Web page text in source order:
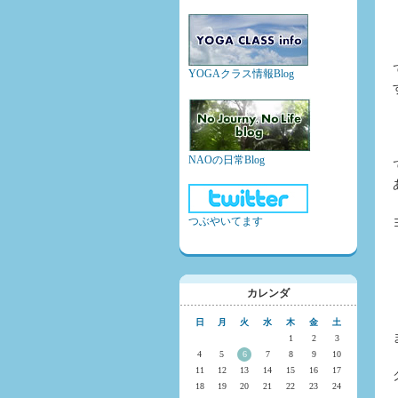
YOGAクラス情報Blog
NAOの日常Blog
つぶやいてます
カレンダ
日 月 火 水 木 金
土
1
2
3
4
5 6 7 8 9
10
11
12 13 14 15 16
17
18
19 20 21 22 23
24